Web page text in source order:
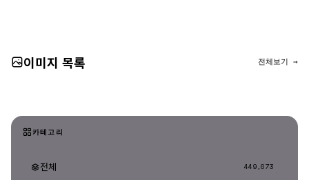
이미지 목록 전체보기 →
카테고리
전체 449,073